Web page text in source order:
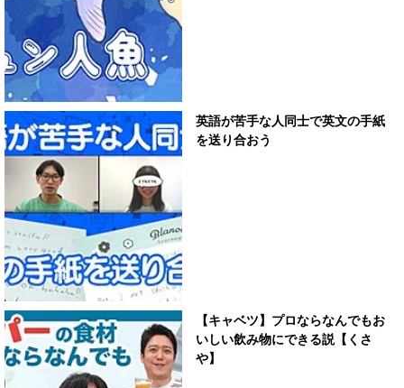
英語が苦手な人同士で英文の手紙
を送り合おう
【キャベツ】プロならなんでもお
いしい飲み物にできる説【くさ
や】